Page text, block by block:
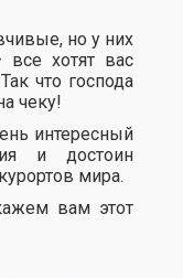
но у них
все хотят вас
что господа
чеку!
интересный
и достоин
мира.
вам этот